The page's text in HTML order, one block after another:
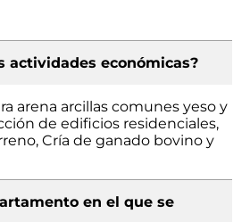
actividades económicas?
arena arcillas comunes yeso y
de edificios residenciales,
Cría de ganado bovino y
en el que se